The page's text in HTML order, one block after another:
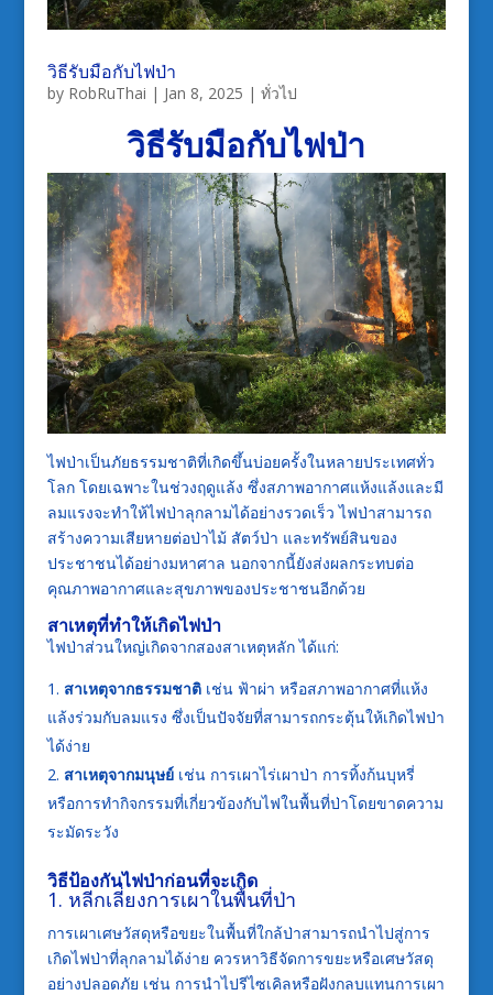
วิธีรับมือกับไฟป่า
by RobRuThai | Jan 8, 2025 | ทั่วไป
วิธีรับมือกับไฟป่า
ไฟป่าเป็นภัยธรรมชาติที่เกิดขึ้นบ่อยครั้งในหลายประเทศทั่ว
โลก โดยเฉพาะในช่วงฤดูแล้ง ซึ่งสภาพอากาศแห้งแล้งและมี
ลมแรงจะทำให้ไฟป่าลุกลามได้อย่างรวดเร็ว ไฟป่าสามารถ
สร้างความเสียหายต่อป่าไม้ สัตว์ป่า และทรัพย์สินของ
ประชาชนได้อย่างมหาศาล นอกจากนี้ยังส่งผลกระทบต่อ
คุณภาพอากาศและสุขภาพของประชาชนอีกด้วย
สาเหตุที่ทำให้เกิดไฟป่า
ไฟป่าส่วนใหญ่เกิดจากสองสาเหตุหลัก ได้แก่:
สาเหตุจากธรรมชาติเช่น ฟ้าผ่า หรือสภาพอากาศที่แห้ง
แล้งร่วมกับลมแรง ซึ่งเป็นปัจจัยที่สามารถกระตุ้นให้เกิดไฟป่า
ได้ง่าย
สาเหตุจากมนุษย์เช่น การเผาไร่เผาป่า การทิ้งก้นบุหรี่
หรือการทำกิจกรรมที่เกี่ยวข้องกับไฟในพื้นที่ป่าโดยขาดความ
ระมัดระวัง
วิธีป้องกันไฟป่าก่อนที่จะเกิด
1. หลีกเลี่ยงการเผาในพื้นที่ป่า
การเผาเศษวัสดุหรือขยะในพื้นที่ใกล้ป่าสามารถนำไปสู่การ
เกิดไฟป่าที่ลุกลามได้ง่าย ควรหาวิธีจัดการขยะหรือเศษวัสดุ
อย่างปลอดภัย เช่น การนำไปรีไซเคิลหรือฝังกลบแทนการเผา